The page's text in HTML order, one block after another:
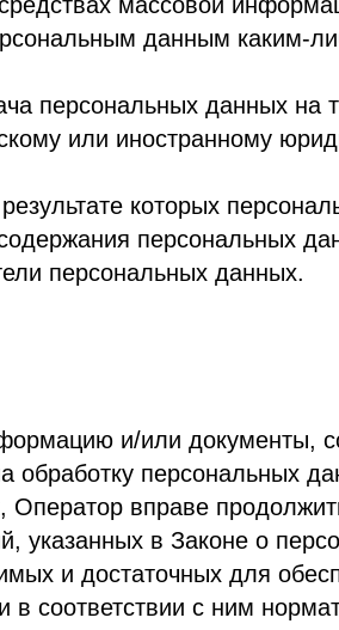
данных.
и/или документы, содержащие
вправе продолжить
в Законе о персональных
для обеспечения
законами.
касающуюся обработки
действующим
законных представителей в
данных по запросу этого
настоящей Политике в